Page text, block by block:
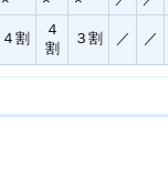
４割
４
割
３割 ／ ／